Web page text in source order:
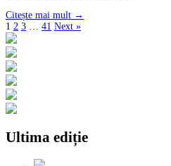
Citește mai mult →
1 2 3 41 Next »
Ultima ediție